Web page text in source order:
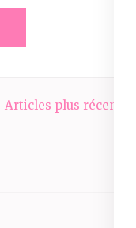
Articles plus récents